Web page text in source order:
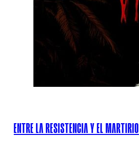
ENTRE LA RESISTENCIA Y EL MARTIRIO